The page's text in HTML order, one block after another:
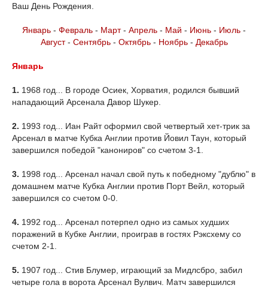
Ваш День Рождения.
Январь - Февраль - Март- Апрель - Май - Июнь - Июль -
Август- Сентябрь- Октябрь- Ноябрь- Декабрь
Январь
1. 1968 год... В городе Осиек, Хорватия, родился бывший
нападающий Арсенала Давор Шукер.
2. 1993 год... Иан Райт оформил свой четвертый хет-трик за
Арсенал в матче Кубка Англии против Йовил Таун, который
завершился победой "канониров" со счетом 3-1.
3. 1998 год... Арсенал начал свой путь к победному "дублю" в
домашнем матче Кубка Англии против Порт Вейл, который
завершился со счетом 0-0.
4. 1992 год... Арсенал потерпел одно из самых худших
поражений в Кубке Англии, проиграв в гостях Рэксхему со
счетом 2-1.
5. 1907 год... Стив Блумер, играющий за Мидлсбро, забил
четыре гола в ворота Арсенал Вулвич. Матч завершился